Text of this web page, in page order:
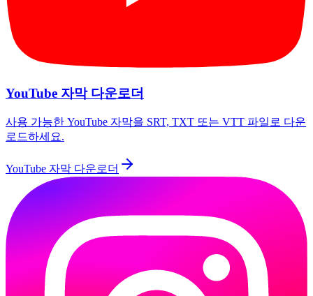
YouTube 자막 다운로더
사용 가능한 YouTube 자막을 SRT, TXT 또는 VTT 파일로 다운
로드하세요.
YouTube 자막 다운로더